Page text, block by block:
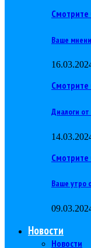
Смотрите
Ваше
Смотрите
Диалоги
Смотрите
Ваше утро
Новости
Новости